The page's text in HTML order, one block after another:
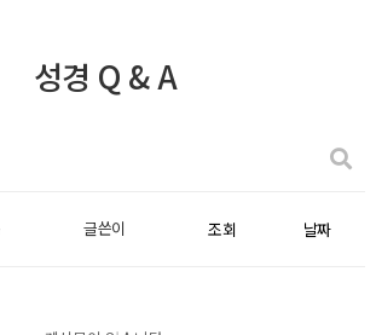
성경 Q & A
글쓴이 조회 날짜